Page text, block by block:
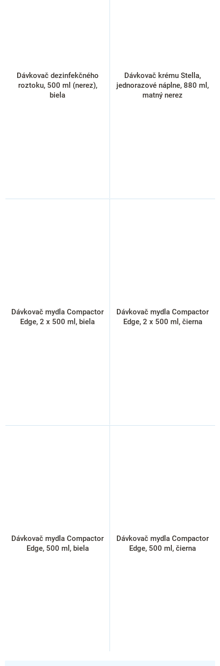
Dávkovač dezinfekčného
roztoku, 500 ml (nerez),
biela
Dávkovač krému Stella,
jednorazové náplne, 880 ml,
matný nerez
Dávkovač mydla Compactor
Edge, 2 x 500 ml, biela
Dávkovač mydla Compactor
Edge, 2 x 500 ml, čierna
Dávkovač mydla Compactor
Edge, 500 ml, biela
Dávkovač mydla Compactor
Edge, 500 ml, čierna